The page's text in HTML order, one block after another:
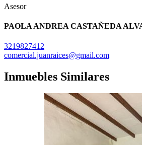
Asesor
PAOLA ANDREA CASTAÑEDA
3219827412
comercial.juanraices@gmail.com
Inmuebles Similares